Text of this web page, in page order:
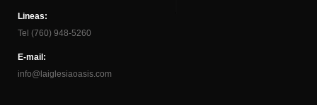
Lineas:
Tel (760) 948-5260
E-mail:
info@laiglesiaoasis.com